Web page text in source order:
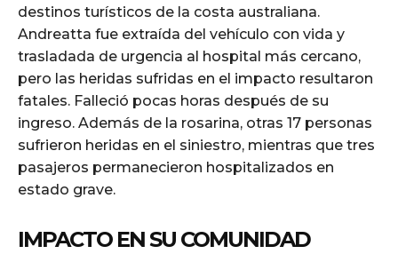
destinos turísticos de la costa australiana.
Andreatta fue extraída del vehículo con vida y
trasladada de urgencia al hospital más cercano,
pero las heridas sufridas en el impacto resultaron
fatales. Falleció pocas horas después de su
ingreso. Además de la rosarina, otras 17 personas
sufrieron heridas en el siniestro, mientras que tres
pasajeros permanecieron hospitalizados en
estado grave.
IMPACTO EN SU COMUNIDAD